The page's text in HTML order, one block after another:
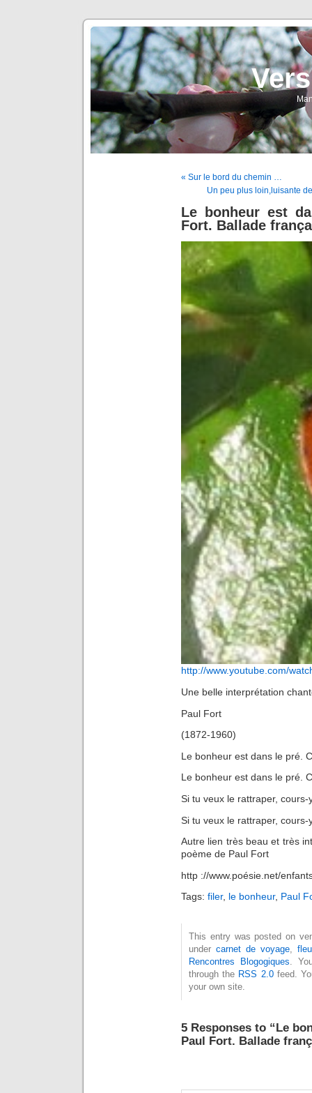
« Sur le bord du chemin …
Un peu plus loin,luisante
Le bonheur est
Fort. Ballade
http://www.youtube.com/
Une belle interprétation
Paul Fort
(1872-1960)
Le bonheur est dans le pré.
Le bonheur est dans le pré.
Si tu veux le rattraper,
Si tu veux le rattraper,
Autre lien très beau et très
poème de Paul Fort
http ://www.poésie.net/
Tags: filer, le bonheur, Paul
This entry was posted on
under carnet de voyage,
Rencontres Blogogiques.
through the RSS 2.0feed.
your own site.
5 Responses to “Le
Paul Fort. Ballade